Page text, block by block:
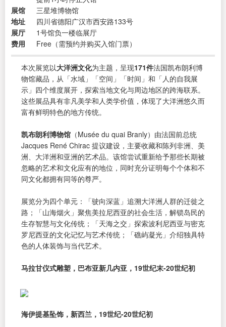
展馆
三星堆博物馆
地址
四川省德阳广汉市西安路133号
展厅
1号馆负一楼临展厅
费用
Free（需预约并购买入馆门票）
本次展览以大洋洲文化为主题，呈现171件法国凯布朗利博
物馆藏品，从「水域」「空间」「时间」和「人的自我展
示」四个维度展开，探索当地文化与周边地区的跨海联系。
这些展品具有非凡美学和人类学价值，体现了大洋洲悠久而
富有鲜明特色的地方传统。
凯布朗利博物馆 （Musée du quai Branly）由法国前总统
Jacques René Chirac 提议建设，主要收藏和陈列非洲、美
洲、大洋洲和亚洲的艺术品。该馆尝试重新给予那些长期被
忽略的艺术和文化应有的地位，同时充分证明每个个体和不
同文化都拥有同等的尊严。
展览分为四个单元：「驶向深蓝」追溯大洋洲人群的迁徙之
路；「山海烟火」聚焦美拉尼西亚的社会生活，解锁岛民的
生存智慧与文化传统；「天海之交」探索波利尼西亚与密克
罗尼西亚的文化记忆与艺术传统；「礁屿凝光」介绍独具特
色的人体装饰与当代艺术。
马拉甘仪式雕塑，巴布亚新几内亚，19世纪末-20世纪初
海伊提基坠饰，新西兰，19世纪-20世纪初